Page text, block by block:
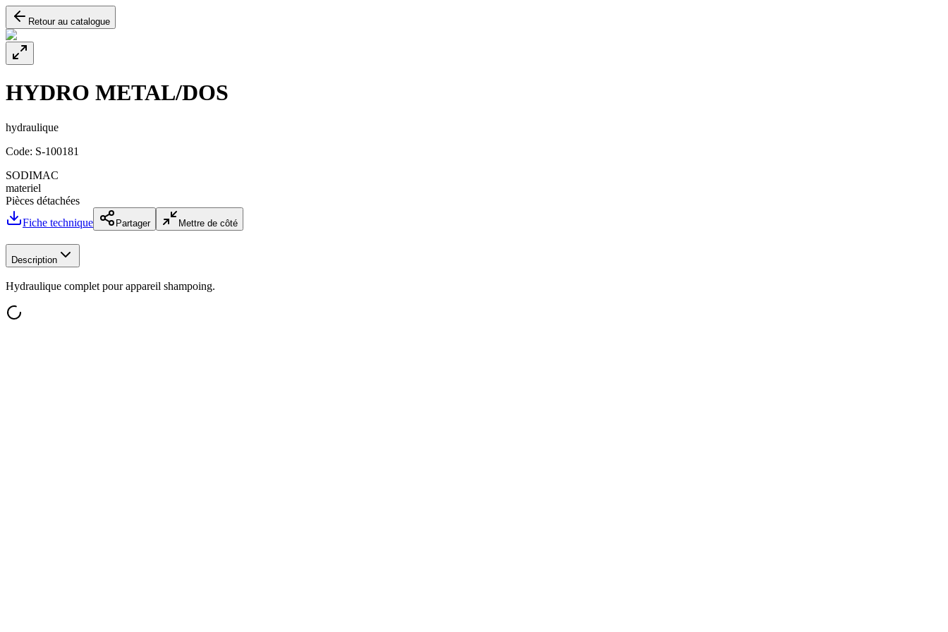
Retour au catalogue
HYDRO METAL/DOS
hydraulique
Code: S-100181
SODIMAC
materiel
Pièces détachées
Fiche technique
Partager Mettre de côté
Description
Hydraulique complet pour appareil shampoing.